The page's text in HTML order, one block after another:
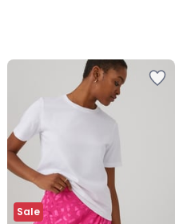
Sale